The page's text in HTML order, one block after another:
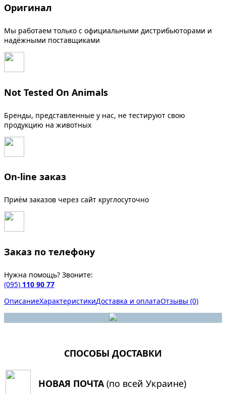
Оригинал
Мы работаем только с официальными дистрибьюторами и
надёжными поставщиками
Not Tested On Animals
Бренды, представленные у нас, не тестируют свою
продукцию на животных
On-line заказ
Приём заказов через сайт круглосуточно
Заказ по телефону
Нужна помощь? Звоните:
(095) 110 90 77
ОписаниеХарактеристикиДоставка и оплатаОтзывы (0)
СПОСОБЫ ДОСТАВКИ
НОВАЯ ПОЧТА(по всей Украине)